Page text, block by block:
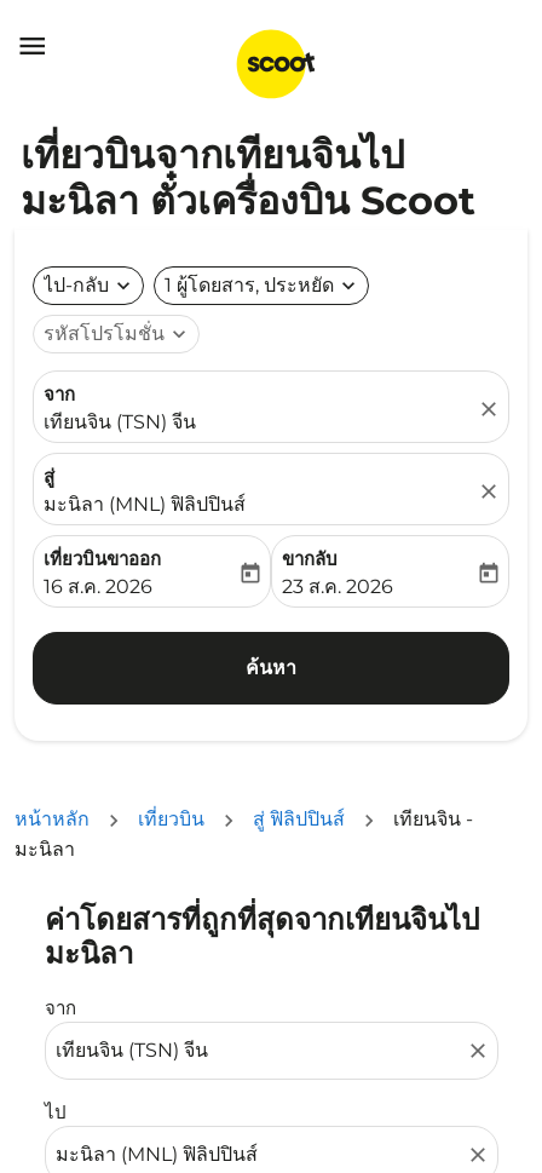

เที่ยวบินจากเทียนจินไป
มะนิลา ตั๋วเครื่องบิน Scoot
ไป-กลับ expand_more 1 ผู้โดยสาร, ประหยัด expand_more
รหัสโปรโมชั่น expand_more
จาก
เทียนจิน (TSN) จีน
close
สู่
มะนิลา (MNL) ฟิลิปปินส์
close
เที่ยวบินขาออก
fc-booking-departure-date-aria-label
16 ส.ค. 2026
today
ขากลับ
fc-booking-return-date-
23 ส.ค. 2026
today
ค้นหา
หน้าหลัก เที่ยวบิน สู่ ฟิลิปปินส์
เทียนจิน -
มะนิลา
ค่าโดยสารที่ถูกที่สุดจากเทียนจินไป
มะนิลา
จาก
close
ไป
close
ลองอัปเดตเส้นทางของคุณ (ต้นทางและ/หรือปลายทาง) หรื